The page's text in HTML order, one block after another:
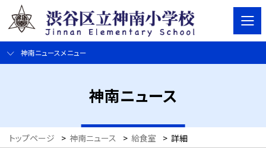
神南ニュースメニュー
神南ニュース
トップページ > 神南ニュース > 給食室 > 詳細